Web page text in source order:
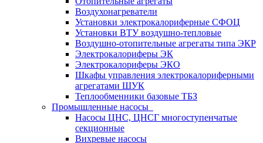
Воздухонагреватели
Установки электрокалориферные СФОЦ
Установки ВТУ воздушно-тепловые
Воздушно-отопительные агрегаты типа ЭКР
Электрокалориферы ЭК
Электрокалориферы ЭКО
Шкафы управления электрокалориферными
агрегатами ШУК
Теплообменники базовые ТБЗ
Промышленные насосы
Насосы ЦНС, ЦНСГ многоступенчатые
секционные
Вихревые насосы